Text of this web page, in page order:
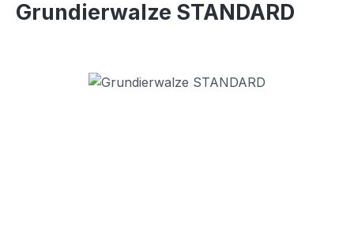
Grundierwalze STANDARD
Bildergalerie überspringen